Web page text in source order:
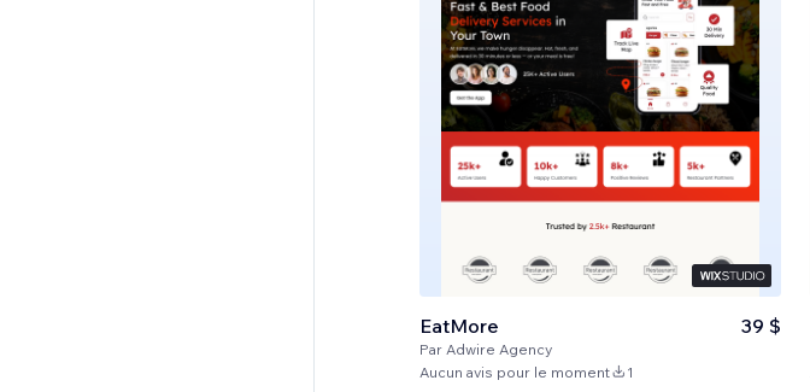
EatMore
Par Adwire Agency
39 $
Aucun avis pour le moment 1